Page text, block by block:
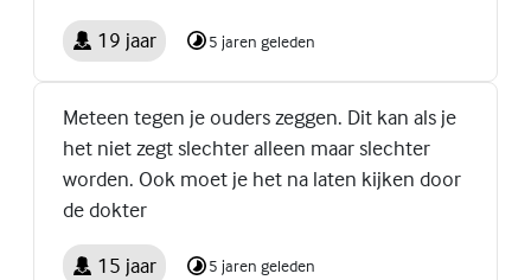
19 jaar 5 jaren geleden
Meteen tegen je ouders zeggen. Dit kan als je
het niet zegt slechter alleen maar slechter
worden. Ook moet je het na laten kijken door
de dokter
15 jaar 5 jaren geleden